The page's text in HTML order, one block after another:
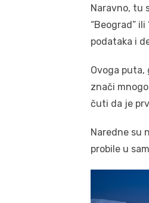
Naravno, tu
“Beograd”
podataka i
Ovoga
znači
čuti da je
Naredne su
probile u